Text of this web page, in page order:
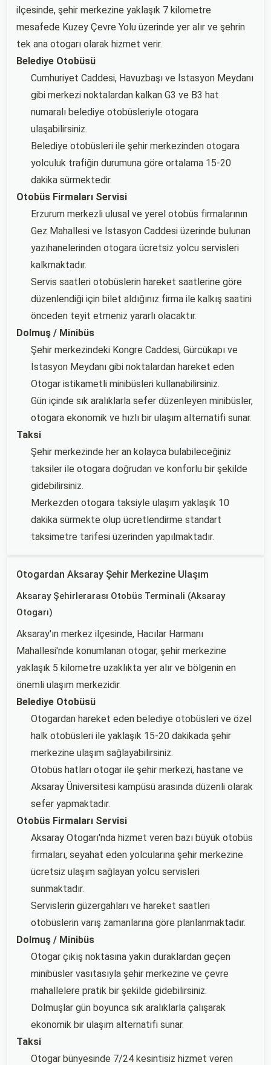
ilçesinde, şehir merkezine yaklaşık 7 kilometre
mesafede Kuzey Çevre Yolu üzerinde yer alır ve şehrin
tek ana otogarı olarak hizmet verir.
Belediye Otobüsü
Cumhuriyet Caddesi, Havuzbaşı ve İstasyon Meydanı
gibi merkezi noktalardan kalkan G3 ve B3 hat
numaralı belediye otobüsleriyle otogara
ulaşabilirsiniz.
Belediye otobüsleri ile şehir merkezinden otogara
yolculuk trafiğin durumuna göre ortalama 15-20
dakika sürmektedir.
Otobüs Firmaları Servisi
Erzurum merkezli ulusal ve yerel otobüs firmalarının
Gez Mahallesi ve İstasyon Caddesi üzerinde bulunan
yazıhanelerinden otogara ücretsiz yolcu servisleri
kalkmaktadır.
Servis saatleri otobüslerin hareket saatlerine göre
düzenlendiği için bilet aldığınız firma ile kalkış saatini
önceden teyit etmeniz yararlı olacaktır.
Dolmuş / Minibüs
Şehir merkezindeki Kongre Caddesi, Gürcükapı ve
İstasyon Meydanı gibi noktalardan hareket eden
Otogar istikametli minibüsleri kullanabilirsiniz.
Gün içinde sık aralıklarla sefer düzenleyen minibüsler,
otogara ekonomik ve hızlı bir ulaşım alternatifi sunar.
Taksi
Şehir merkezinde her an kolayca bulabileceğiniz
taksiler ile otogara doğrudan ve konforlu bir şekilde
gidebilirsiniz.
Merkezden otogara taksiyle ulaşım yaklaşık 10
dakika sürmekte olup ücretlendirme standart
taksimetre tarifesi üzerinden yapılmaktadır.
Otogardan Aksaray Şehir Merkezine Ulaşım
Aksaray Şehirlerarası Otobüs Terminali (Aksaray
Otogarı)
Aksaray'ın merkez ilçesinde, Hacılar Harmanı
Mahallesi'nde konumlanan otogar, şehir merkezine
yaklaşık 5 kilometre uzaklıkta yer alır ve bölgenin en
önemli ulaşım merkezidir.
Belediye Otobüsü
Otogardan hareket eden belediye otobüsleri ve özel
halk otobüsleri ile yaklaşık 15-20 dakikada şehir
merkezine ulaşım sağlayabilirsiniz.
Otobüs hatları otogar ile şehir merkezi, hastane ve
Aksaray Üniversitesi kampüsü arasında düzenli olarak
sefer yapmaktadır.
Otobüs Firmaları Servisi
Aksaray Otogarı'nda hizmet veren bazı büyük otobüs
firmaları, seyahat eden yolcularına şehir merkezine
ücretsiz ulaşım sağlayan yolcu servisleri
sunmaktadır.
Servislerin güzergahları ve hareket saatleri
otobüslerin varış zamanlarına göre planlanmaktadır.
Dolmuş / Minibüs
Otogar çıkış noktasına yakın duraklardan geçen
minibüsler vasıtasıyla şehir merkezine ve çevre
mahallelere pratik bir şekilde gidebilirsiniz.
Dolmuşlar gün boyunca sık aralıklarla çalışarak
ekonomik bir ulaşım alternatifi sunar.
Taksi
Otogar bünyesinde 7/24 kesintisiz hizmet veren